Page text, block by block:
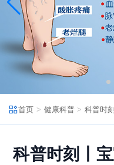
首页 健康科普
科普时刻丨